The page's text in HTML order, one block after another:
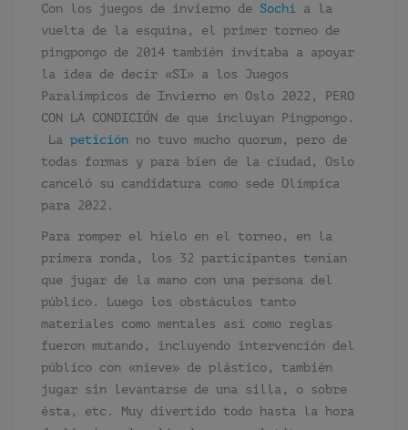
Con los juegos de invierno de Sochi a la
vuelta de la esquina, el primer torneo de
pingpongo de 2014 también invitaba a apoyar
la idea de decir «SI» a los Juegos
Paralímpicos de Invierno en Oslo 2022, PERO
CON LA CONDICIÓN de que incluyan Pingpongo.
La petición no tuvo mucho quorum, pero de
todas formas y para bien de la ciudad, Oslo
canceló su candidatura como sede Olímpica
para 2022.
Para romper el hielo en el torneo, en la
primera ronda, los 32 participantes tenían
que jugar de la mano con una persona del
público. Luego los obstáculos tanto
materiales como mentales así como reglas
fueron mutando, incluyendo intervención del
público con «nieve» de plástico, también
jugar sin levantarse de una silla, o sobre
ésta, etc. Muy divertido todo hasta la hora